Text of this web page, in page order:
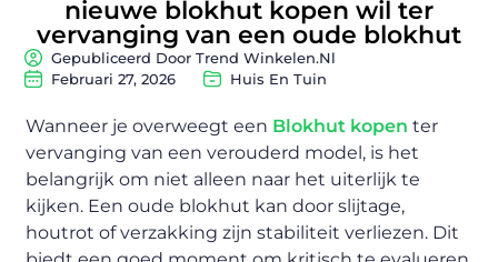
nieuwe blokhut kopen wil ter
vervanging van een oude blokhut
Gepubliceerd Door Trend Winkelen.nl
Februari 27, 2026
Huis En Tuin
Wanneer je overweegt een Blokhut kopen ter
vervanging van een verouderd model, is het
belangrijk om niet alleen naar het uiterlijk te
kijken. Een oude blokhut kan door slijtage,
houtrot of verzakking zijn stabiliteit verliezen. Dit